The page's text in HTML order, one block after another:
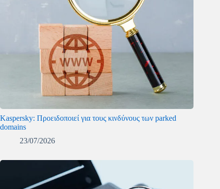
Kaspersky: Προειδοποιεί για τους κινδύνους των parked
domains
23/07/2026